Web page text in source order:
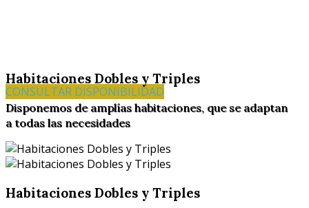
Habitaciones Dobles y Triples
Disponemos de amplías habitaciones, que se adaptan
a todas las necesidades
Habitaciones Dobles y Triples
CONSULTAR DISPONIBILIDAD